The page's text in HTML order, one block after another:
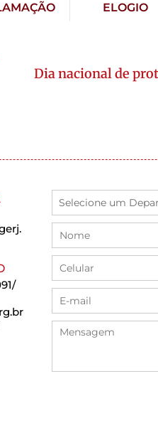
ELOGIO
Dia nacional de